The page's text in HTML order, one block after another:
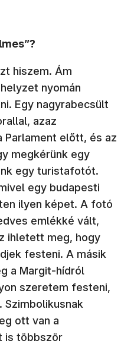
hiszem. Ám
nyomán
Egy nagyrabecsült
azaz
Parlament előtt, és az
megkérünk egy
egy turistafotót.
egy budapesti
ilyen képet. A fotó
emlékké vált,
ihletett meg, hogy
festeni. A másik
a Margit-hídról
szeretem festeni,
Szimbolikusnak
ott van a
is többször